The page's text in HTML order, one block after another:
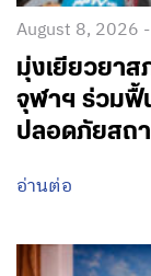
August 8, 2026
มุ่งเยียวยาส
จุฬาฯ ร่วมฟื้
ปลอดภัยสถ
อ่านต่อ